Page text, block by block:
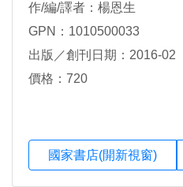
作/編/譯者：楊恩生
GPN：1010500033
出版／創刊日期：2016-02
價格：720
國家書店(開新視窗)